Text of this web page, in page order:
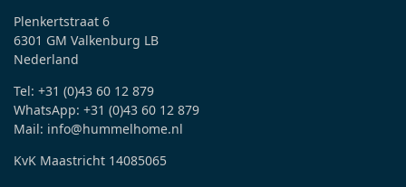
Plenkertstraat 6
6301 GM Valkenburg LB
Nederland
Tel: +31 (0)43 60 12 879
WhatsApp: +31 (0)43 60 12 879
Mail: info@hummelhome.nl
KvK Maastricht 14085065